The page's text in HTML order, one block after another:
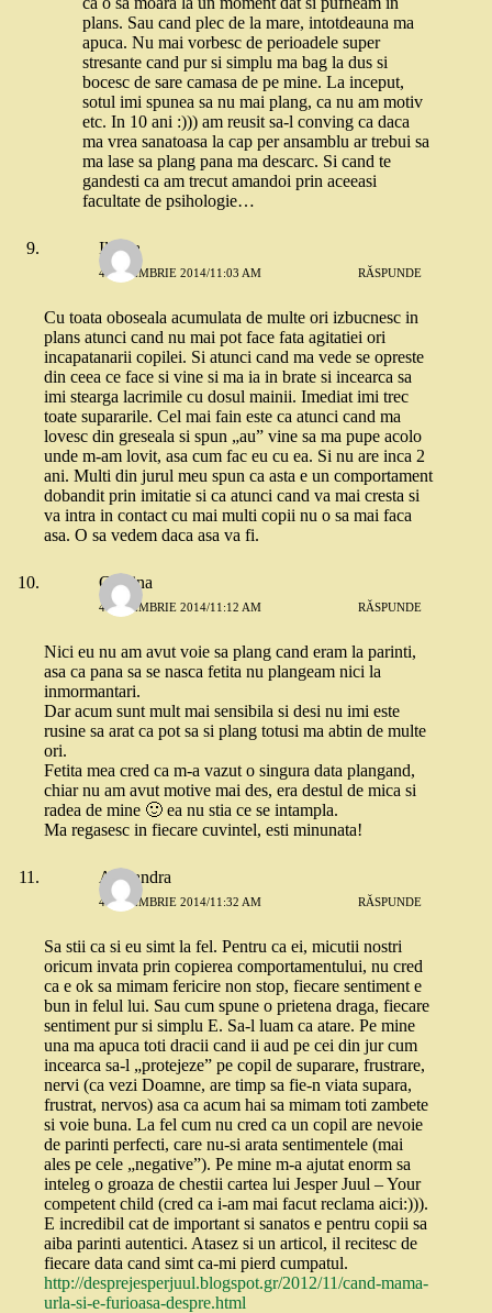
plans. Sau cand plec de la mare, intotdeauna ma
apuca. Nu mai vorbesc de perioadele super
stresante cand pur si simplu ma bag la dus si
bocesc de sare camasa de pe mine. La inceput,
sotul imi spunea sa nu mai plang, ca nu am motiv
etc. In 10 ani :))) am reusit sa-l conving ca daca
ma vrea sanatoasa la cap per ansamblu ar trebui sa
ma lase sa plang pana ma descarc. Si cand te
gandesti ca am trecut amandoi prin aceeasi
facultate de psihologie…
Ileana
4 NOIEMBRIE 2014/11:03 AM RĂSPUNDE
Cu toata oboseala acumulata de multe ori izbucnesc in
plans atunci cand nu mai pot face fata agitatiei ori
incapatanarii copilei. Si atunci cand ma vede se opreste
din ceea ce face si vine si ma ia in brate si incearca sa
imi stearga lacrimile cu dosul mainii. Imediat imi trec
toate supararile. Cel mai fain este ca atunci cand ma
lovesc din greseala si spun „au” vine sa ma pupe acolo
unde m-am lovit, asa cum fac eu cu ea. Si nu are inca 2
ani. Multi din jurul meu spun ca asta e un comportament
dobandit prin imitatie si ca atunci cand va mai cresta si
va intra in contact cu mai multi copii nu o sa mai faca
asa. O sa vedem daca asa va fi.
Cristina
4 NOIEMBRIE 2014/11:12 AM RĂSPUNDE
Nici eu nu am avut voie sa plang cand eram la parinti,
asa ca pana sa se nasca fetita nu plangeam nici la
inmormantari.
Dar acum sunt mult mai sensibila si desi nu imi este
rusine sa arat ca pot sa si plang totusi ma abtin de multe
ori.
Fetita mea cred ca m-a vazut o singura data plangand,
chiar nu am avut motive mai des, era destul de mica si
radea de mine 🙂 ea nu stia ce se intampla.
Ma regasesc in fiecare cuvintel, esti minunata!
Alexandra
4 NOIEMBRIE 2014/11:32 AM RĂSPUNDE
Sa stii ca si eu simt la fel. Pentru ca ei, micutii nostri
oricum invata prin copierea comportamentului, nu cred
ca e ok sa mimam fericire non stop, fiecare sentiment e
bun in felul lui. Sau cum spune o prietena draga, fiecare
sentiment pur si simplu E. Sa-l luam ca atare. Pe mine
una ma apuca toti dracii cand ii aud pe cei din jur cum
incearca sa-l „protejeze” pe copil de suparare, frustrare,
nervi (ca vezi Doamne, are timp sa fie-n viata supara,
frustrat, nervos) asa ca acum hai sa mimam toti zambete
si voie buna. La fel cum nu cred ca un copil are nevoie
de parinti perfecti, care nu-si arata sentimentele (mai
ales pe cele „negative”). Pe mine m-a ajutat enorm sa
inteleg o groaza de chestii cartea lui Jesper Juul – Your
competent child (cred ca i-am mai facut reclama aici:))).
E incredibil cat de important si sanatos e pentru copii sa
aiba parinti autentici. Atasez si un articol, il recitesc de
fiecare data cand simt ca-mi pierd cumpatul.
http://desprejesperjuul.blogspot.gr/2012/11/cand-mama-
urla-si-e-furioasa-despre.html